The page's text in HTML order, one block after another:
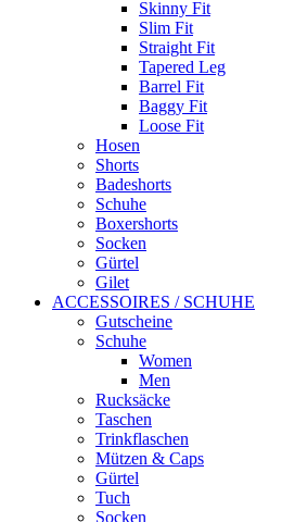
Skinny Fit
Slim Fit
Straight Fit
Tapered Leg
Barrel Fit
Baggy Fit
Loose Fit
Hosen
Shorts
Badeshorts
Schuhe
Boxershorts
Socken
Gürtel
Gilet
ACCESSOIRES / SCHUHE
Gutscheine
Schuhe
Women
Men
Rucksäcke
Taschen
Trinkflaschen
Mützen & Caps
Gürtel
Tuch
Socken